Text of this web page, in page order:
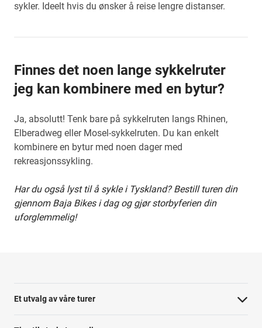
sykler. Ideelt hvis du ønsker å reise lengre distanser.
Finnes det noen lange sykkelruter
jeg kan kombinere med en bytur?
Ja, absolutt! Tenk bare på sykkelruten langs Rhinen,
Elberadweg eller Mosel-sykkelruten. Du kan enkelt
kombinere en bytur med noen dager med
rekreasjonssykling.
Har du også lyst til å sykle i Tyskland? Bestill turen din
gjennom Baja Bikes i dag og gjør storbyferien din
uforglemmelig!
Et utvalg av våre turer